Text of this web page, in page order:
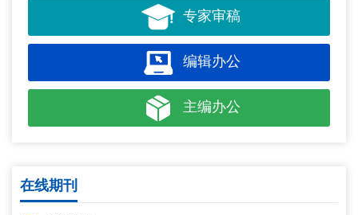
专家审稿
编辑办公
主编办公
在线期刊